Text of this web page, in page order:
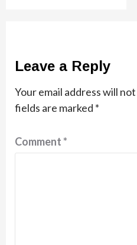
Leave a Reply
Your email address will
fields are marked *
Comment*